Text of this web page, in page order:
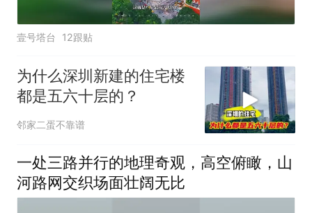
壹号塔台 12跟贴
为什么深圳新建的住宅楼
都是五六十层的？
邻家二蛋不靠谱
一处三路并行的地理奇观，高空俯瞰，山
河路网交织场面壮阔无比